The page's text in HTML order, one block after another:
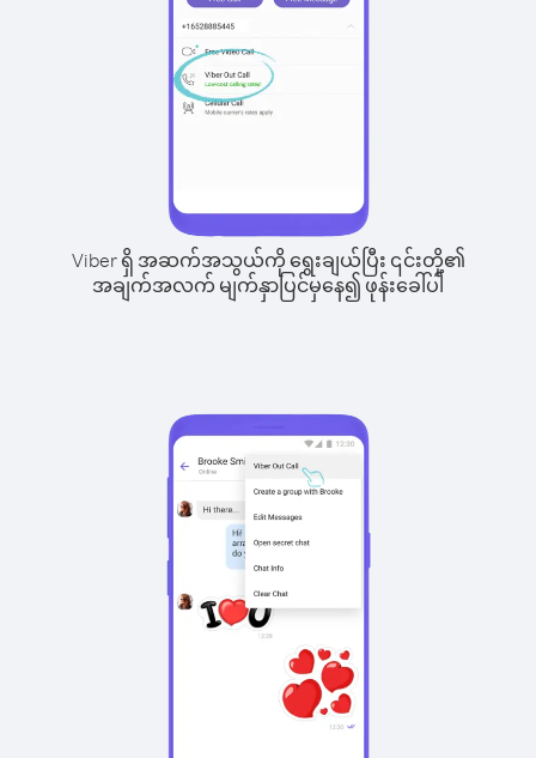
Viber ရှိ အဆက်အသွယ်ကို ရွေးချယ်ပြီး ၎င်းတို့၏
အချက်အလက် မျက်နှာပြင်မှနေ၍ ဖုန်းခေါ်ပါ